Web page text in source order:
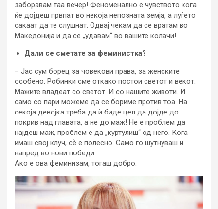
заборавам таа вечер! Феноменално е чувството кога
ќе дојдеш првпат во некоја непозната земја, а луѓето
сакаат да те слушнат. Одвај чекам да се вратам во
Македонија и да се „удавам“ во вашите колачи!
Дали се сметате за феминистка?
– Јас сум борец за човекови права, за женските
особено. Робинки сме откако постои светот и векот.
Мажите владеат со светот. И со нашите животи. И
само со пари можеме да се бориме против тоа. На
секоја девојка треба да ѝ биде цел да дојде до
покрив над главата, а не до маж! Не е проблем да
најдеш маж, проблем е да „куртулиш“ од него. Кога
имаш свој клуч, сѐ е полесно. Само го шутнуваш и
напред во нови победи.
Ако е ова феминизам, тогаш добро.